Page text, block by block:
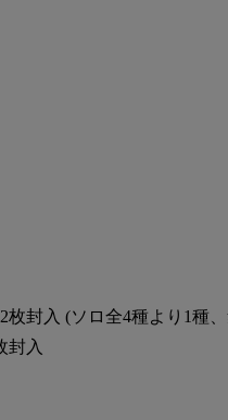
枚封入 (ソロ全4種より1種
封入